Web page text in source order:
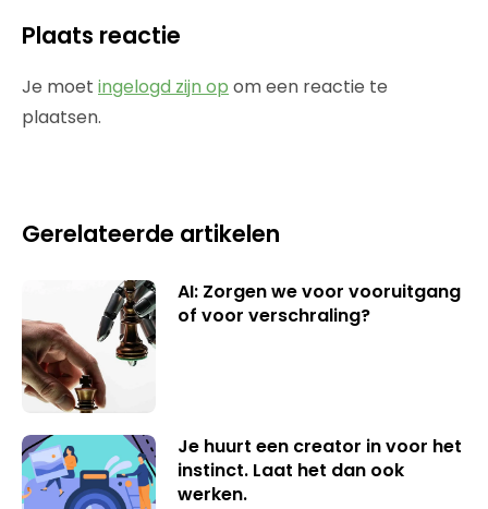
Plaats reactie
Je moet ingelogd zijn op om een reactie te
plaatsen.
Gerelateerde artikelen
AI: Zorgen we voor vooruitgang
of voor verschraling?
Je huurt een creator in voor het
instinct. Laat het dan ook
werken.